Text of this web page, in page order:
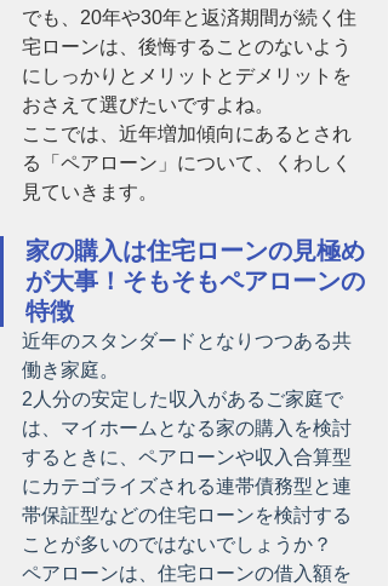
でも、20年や30年と返済期間が続く住
宅ローンは、後悔することのないよう
にしっかりとメリットとデメリットを
おさえて選びたいですよね。
ここでは、近年増加傾向にあるとされ
る「ペアローン」について、くわしく
見ていきます。
家の購入は住宅ローンの見極め
が大事！そもそもペアローンの
特徴
近年のスタンダードとなりつつある共
働き家庭。
2人分の安定した収入があるご家庭で
は、マイホームとなる家の購入を検討
するときに、ペアローンや収入合算型
にカテゴライズされる連帯債務型と連
帯保証型などの住宅ローンを検討する
ことが多いのではないでしょうか？
ペアローンは、住宅ローンの借入額を